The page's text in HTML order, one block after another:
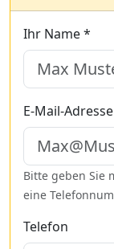
Ihr Name *
E-Mail-Adresse
Bitte geben Sie
eine
Telefon